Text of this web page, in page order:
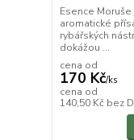
Esence
aromatické
rybářských
dokážou ...
cena od
170 Kč/ks
cena od
140,50 Kč bez